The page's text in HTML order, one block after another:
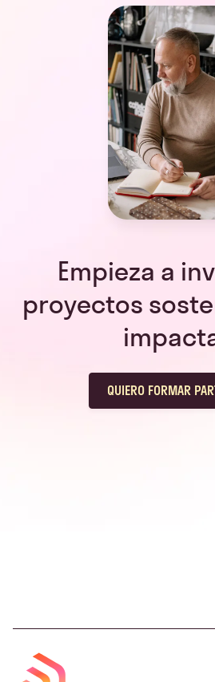
Empieza a
proyectos
QUIERO FORMAR